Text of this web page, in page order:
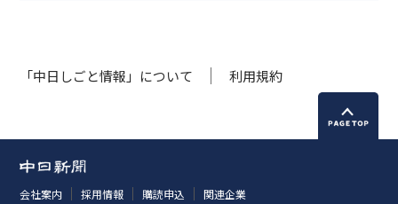
「中日しごと情報」について 利用規約
会社案内 採用情報 購読申込 関連企業